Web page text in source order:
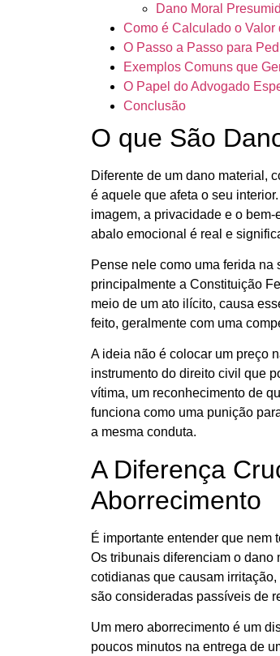
Dano Moral
Como é Calculado o
O Passo a Passo para
Exemplos Comuns que
O Papel do Advogado
Conclusão
O que São
Diferente de um dano material,
é aquele que afeta o seu
imagem, a privacidade e o
abalo emocional é real e
Pense nele como uma ferida
principalmente a Constituição
meio de um ato ilícito, causa
feito, geralmente com uma
A ideia não é colocar um preço
instrumento do direito civil que
vítima, um reconhecimento de
funciona como uma punição
a mesma conduta.
A Diferença
Aborrecimento
É importante entender que nem
Os tribunais diferenciam o dano
cotidianas que causam
são consideradas passíveis de
Um mero aborrecimento é um
poucos minutos na entrega de